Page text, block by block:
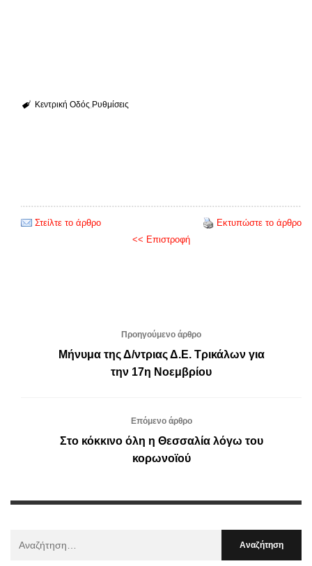
Κεντρική Οδός Ρυθμίσεις
Στείλτε το άρθρο
Εκτυπώστε το άρθρο
<< Επιστροφή
Προηγούμενο άρθρο
Μήνυμα της Δ/ντριας Δ.Ε. Τρικάλων για
την 17η Νοεμβρίου
Επόμενο άρθρο
Στο κόκκινο όλη η Θεσσαλία λόγω του
κορωνοϊού